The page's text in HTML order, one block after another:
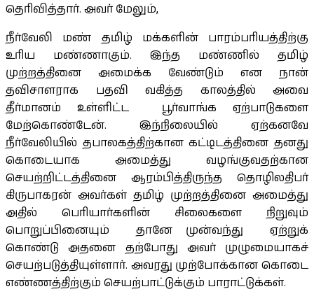
தெரிவித்தார். அவர் மேலும்,
நீர்வேலி மண் தமிழ் மக்களின் பாரம்பரியத்திற்கு
உரிய மண்ணாகும். இந்த மண்ணில் தமிழ்
முற்றத்தினை அமைக்க வேண்டும் என நான்
தவிசாளராக பதவி வகித்த காலத்தில் அவை
தீர்மானம் உள்ளிட்ட பூர்வாங்க ஏற்பாடுகளை
மேற்கொண்டேன். இந்நிலையில் ஏற்கனவே
நீர்வேலியில் தபாலகத்திற்கான கட்டிடத்தினை தனது
கொடையாக அமைத்து வழங்குவதற்கான
செயற்றிட்டத்தினை ஆரம்பித்திருந்த தொழிலதிபர்
கிருபாகரன் அவர்கள் தமிழ் முற்றத்தினை அமைத்து
அதில் பெரியார்களின் சிலைகளை நிறுவும்
பொறுப்பினையும் தானே முன்வந்து ஏற்றுக்
கொண்டு அதனை தற்போது அவர் முழுமையாகச்
செயற்படுத்தியுள்ளார். அவரது முற்போக்கான கொடை
எண்ணத்திற்கும் செயற்பாட்டுக்கும் பாராட்டுக்கள்.